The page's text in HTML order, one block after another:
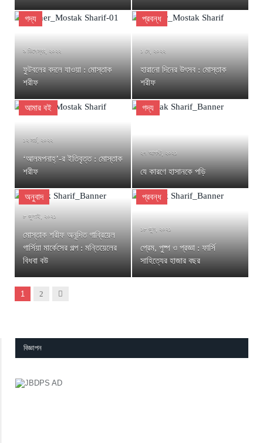
গদ্য
৯ ডিসেম্বর, ২০২২
ফুটবলের বদলে যাওয়া : মোস্তাক
শরীফ
প্রবন্ধ
১ মে, ২০২২
হারানো দিনের উৎসব : মোস্তাক
শরীফ
আমার বই
১২ মার্চ, ২০২২
‘আলমপনাহ্’-র ইতিবৃত্ত : মোস্তাক
শরীফ
গদ্য
২৭ আগস্ট, ২০২১
যে কারণে হাসানকে পড়ি
অনুবাদ
৮ জুলাই, ২০২১
মোস্তাক শরীফ অনূদিত গাব্রিয়েল
গার্সিয়া মার্কেসের গল্প : মন্তিয়েলের
বিধবা বউ
প্রবন্ধ
১৮ জুন, ২০২১
প্রেম, পুষ্প ও প্রজ্ঞা : ফার্সি
সাহিত্যের হাজার বছর
1 2 Next
বিজ্ঞাপন